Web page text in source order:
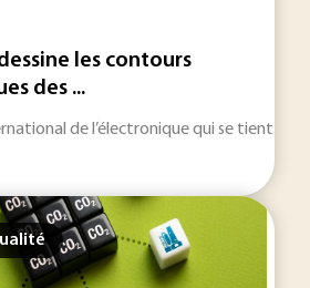
les contours
des ...
de l’électronique qui se tient du